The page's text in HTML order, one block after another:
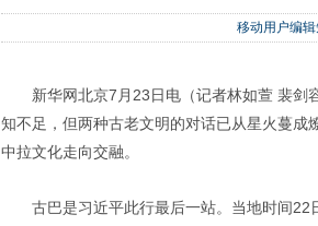
移动用户编辑
新华网北京7月23日电（记者林如萱 裴剑
知不足，但两种古老文明的对话已从星火蔓成
中拉文化走向交融。
古巴是习近平此行最后一站。当地时间22